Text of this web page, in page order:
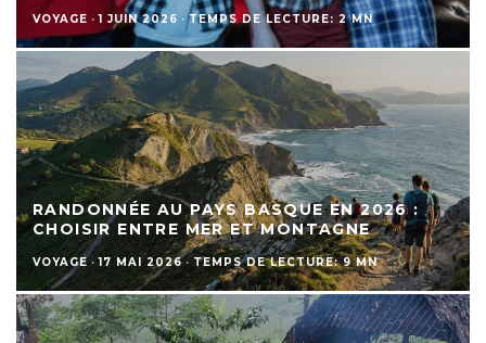
VOYAGE · 1 JUIN 2026 · TEMPS DE LECTURE: 2 MN
RANDONNÉE AU PAYS BASQUE EN 2026 :
CHOISIR ENTRE MER ET MONTAGNE
VOYAGE · 17 MAI 2026 · TEMPS DE LECTURE: 9 MN